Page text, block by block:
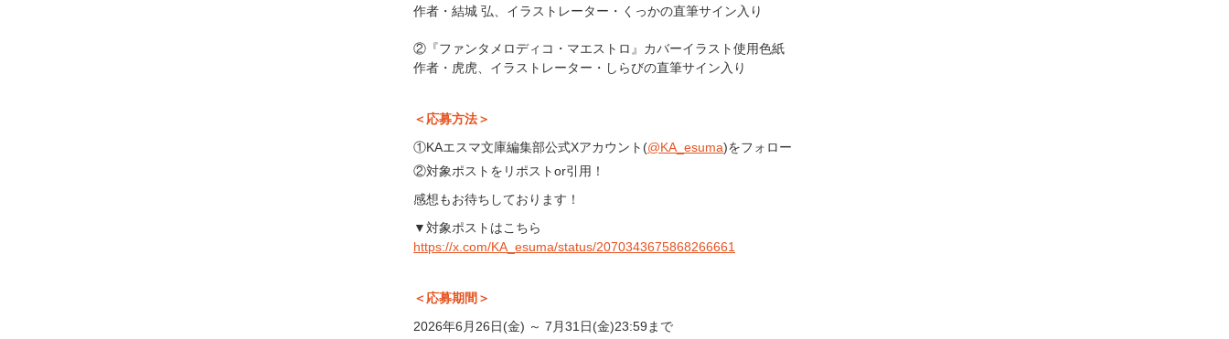
作者・結城 弘、イラストレーター・くっかの直筆サイン入り
②『ファンタメロディコ・マエストロ』カバーイラスト使用色紙
作者・虎虎、イラストレーター・しらびの直筆サイン入り
＜応募方法＞
①KAエスマ文庫編集部公式Xアカウント(@KA_esuma)をフォロー
②対象ポストをリポストor引用！
感想もお待ちしております！
▼対象ポストはこちら
https://x.com/KA_esuma/status/2070343675868266661
＜応募期間＞
2026年6月26日(金) ～ 7月31日(金)23:59まで